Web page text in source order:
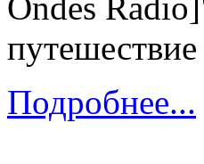
Ondes
Подробнее...